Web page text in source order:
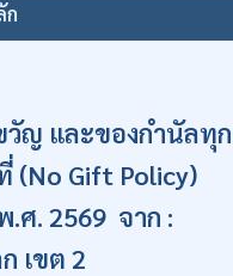
ก
วัญ และของกำนัลทุก
(No Gift Policy)
ศ. 2569 จาก :
เขต 2